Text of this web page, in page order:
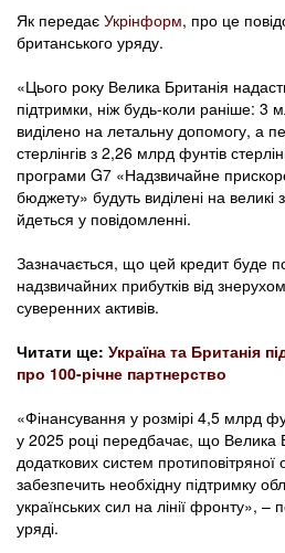
Як передає Укрінформ, про це
британського уряду.
«Цього року Велика Британія
підтримки, ніж будь-коли раніше: 3
виділено на летальну допомогу, а
стерлінгів з 2,26 млрд фунтів
програми G7 «Надзвичайне
бюджету» будуть виділені на великі
йдеться у повідомленні.
Зазначається, що цей кредит буде
надзвичайних прибутків від
суверенних активів.
Читати ще: Україна та Британія
про 100-річне партнерство
«Фінансування у розмірі 4,5 млрд
у 2025 році передбачає, що Велика
додаткових систем протиповітряної
забезпечить необхідну підтримку
українських сил на лінії фронту»,
уряді.